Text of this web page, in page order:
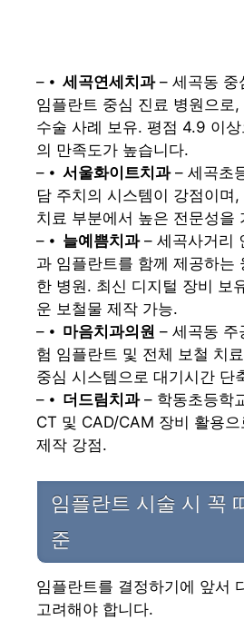
– ⦁ 세곡연세치과– 세곡동 중
임플란트 중심 진료 병원으로,
수술 사례 보유. 평점 4.9 이
의 만족도가 높습니다.
– ⦁ 서울화이트치과– 세곡초
담 주치의 시스템이 강점이며
치료 부분에서 높은 전문성을
– ⦁ 늘예쁨치과– 세곡사거리
과 임플란트를 함께 제공하는
한 병원. 최신 디지털 장비 보
운 보철물 제작 가능.
– ⦁ 마음치과의원 – 세곡동 주
험 임플란트 및 전체 보철 치
중심 시스템으로 대기시간 단
– ⦁ 더드림치과– 학동초등학
CT 및 CAD/CAM 장비 활용
제작 강점.
임플란트 시술 시 꼭
준
임플란트를 결정하기에 앞서
고려해야 합니다.